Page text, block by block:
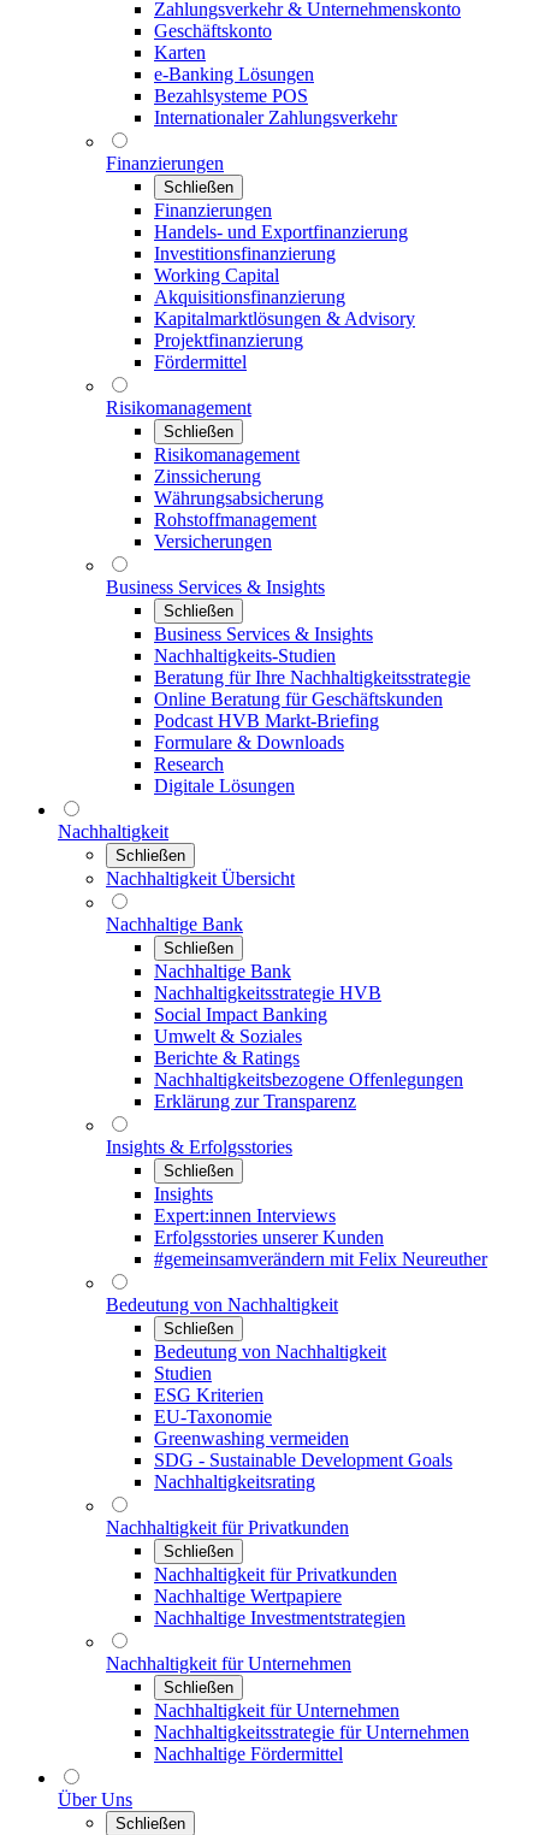
Zahlungsverkehr & Unternehmenskonto
Geschäftskonto
Karten
e-Banking Lösungen
Bezahlsysteme POS
Internationaler Zahlungsverkehr
Finanzierungen
Schließen
Finanzierungen
Handels- und Exportfinanzierung
Investitionsfinanzierung
Working Capital
Akquisitionsfinanzierung
Kapitalmarktlösungen & Advisory
Projektfinanzierung
Fördermittel
Risikomanagement
Schließen
Risikomanagement
Zinssicherung
Währungsabsicherung
Rohstoffmanagement
Versicherungen
Business Services & Insights
Schließen
Business Services & Insights
Nachhaltigkeits-Studien
Beratung für Ihre Nachhaltigkeitsstrategie
Online Beratung für Geschäftskunden
Podcast HVB Markt-Briefing
Formulare & Downloads
Research
Digitale Lösungen
Nachhaltigkeit
Schließen
Nachhaltigkeit Übersicht
Nachhaltige Bank
Schließen
Nachhaltige Bank
Nachhaltigkeitsstrategie HVB
Social Impact Banking
Umwelt & Soziales
Berichte & Ratings
Nachhaltigkeitsbezogene Offenlegungen
Erklärung zur Transparenz
Insights & Erfolgsstories
Schließen
Insights
Expert:innen Interviews
Erfolgsstories unserer Kunden
#gemeinsamverändern mit Felix Neureuther
Bedeutung von Nachhaltigkeit
Schließen
Bedeutung von Nachhaltigkeit
Studien
ESG Kriterien
EU-Taxonomie
Greenwashing vermeiden
SDG - Sustainable Development Goals
Nachhaltigkeitsrating
Nachhaltigkeit für Privatkunden
Schließen
Nachhaltigkeit für Privatkunden
Nachhaltige Wertpapiere
Nachhaltige Investmentstrategien
Nachhaltigkeit für Unternehmen
Schließen
Nachhaltigkeit für Unternehmen
Nachhaltigkeitsstrategie für Unternehmen
Nachhaltige Fördermittel
Über Uns
Schließen